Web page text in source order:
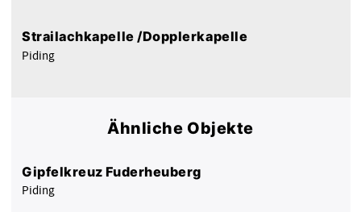
Strailachkapelle /Dopplerkapelle
Piding
Ähnliche Objekte
Gipfelkreuz Fuderheuberg
Piding